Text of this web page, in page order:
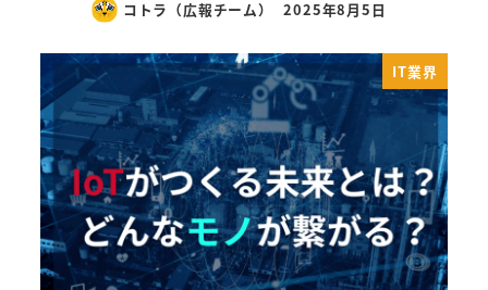
コトラ（広報チーム） 2025年8月5日
IT業界